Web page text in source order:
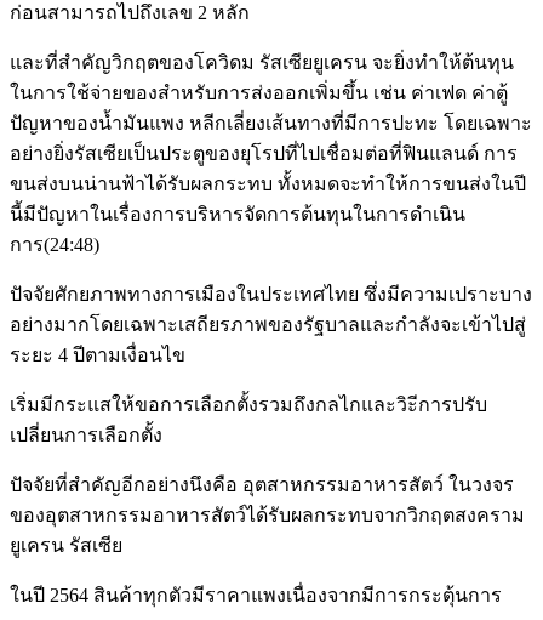
ก่อนสามารถไปถึงเลข 2 หลัก
และที่สำคัญวิกฤตของโควิดม รัสเซียยูเครน จะยิ่งทำให้ต้นทุน
ในการใช้จ่ายของสำหรับการส่งออกเพิ่มขึ้น เช่น ค่าเฟด ค่าตู้
ปัญหาของน้ำมันแพง หลีกเลี่ยงเส้นทางที่มีการปะทะ โดยเฉพาะ
อย่างยิ่งรัสเซียเป็นประตูของยุโรปที่ไปเชื่อมต่อที่ฟินแลนด์ การ
ขนส่งบนน่านฟ้าได้รับผลกระทบ ทั้งหมดจะทำให้การขนส่งในปี
นี้มีปัญหาในเรื่องการบริหารจัดการต้นทุนในการดำเนิน
การ(24:48)
ปัจจัยศักยภาพทางการเมืองในประเทศไทย ซึ่งมีความเปราะบาง
อย่างมากโดยเฉพาะเสถียรภาพของรัฐบาลและกำลังจะเข้าไปสู่
ระยะ 4 ปีตามเงื่อนไข
เริ่มมีกระแสให้ขอการเลือกตั้งรวมถึงกลไกและวิะีการปรับ
เปลี่ยนการเลือกตั้ง
ปัจจัยที่สำคัญอีกอย่างนึงคือ อุตสาหกรรมอาหารสัตว์ ในวงจร
ของอุตสาหกรรมอาหารสัตว์ได้รับผลกระทบจากวิกฤตสงคราม
ยูเครน รัสเซีย
ในปี 2564 สินค้าทุกตัวมีราคาแพงเนื่องจากมีการกระตุ้นการ